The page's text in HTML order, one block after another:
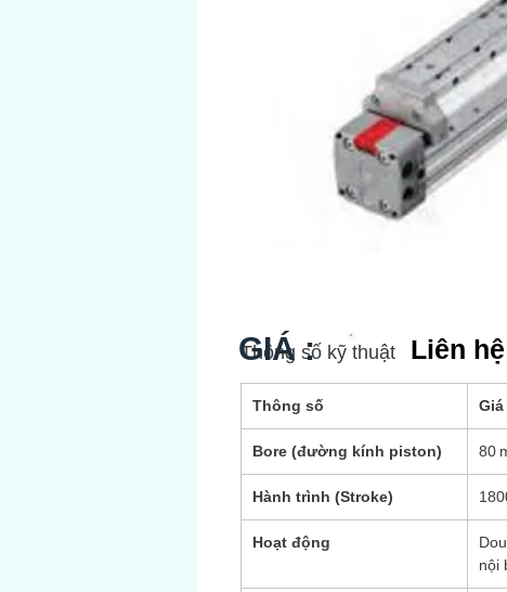
Thông số kỹ thuật
Thông số Giá
Bore (đường kính piston) 80
Hành trình (Stroke)
Hoạt động
nội
Liên hệ
GIÁ :